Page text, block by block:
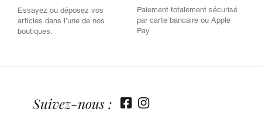
Essayez ou déposez vos
articles dans l’une de nos
boutiques.
Paiement totalement sécurisé
par carte bancaire ou Apple
Pay
Suivez-nous :